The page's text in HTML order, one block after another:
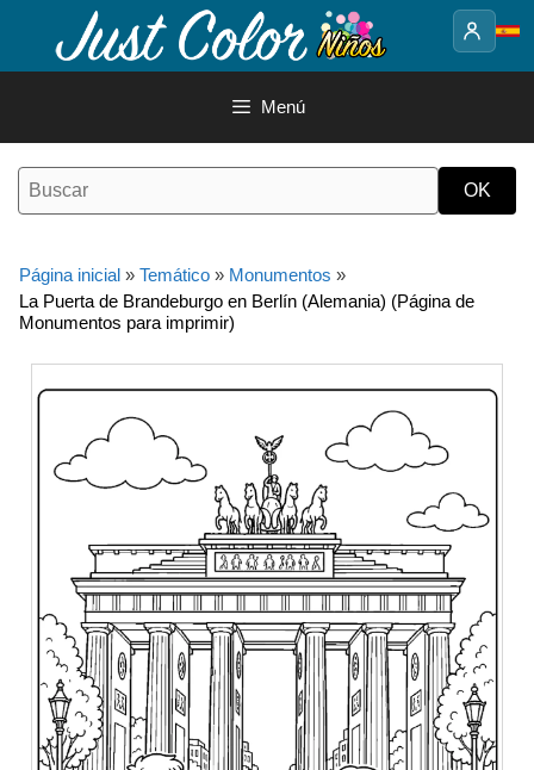
contenido
Menú
Página inicial » Temático » Monumentos »
La Puerta de Brandeburgo en Berlín (Alemania) (Página de
Monumentos para imprimir)